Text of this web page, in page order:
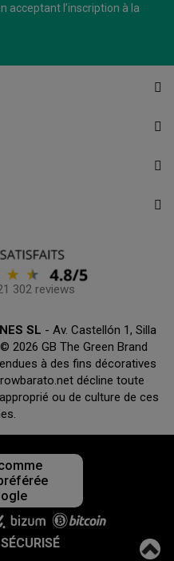
acceptant l’inscription à la
302 reviews
SL - Av. Castellón 1, Silla
2026 GB The Green Brand
à des fins décoratives
décline toute
ou de culture de ces